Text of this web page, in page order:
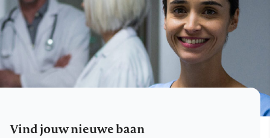
Vind jouw nieuwe baan